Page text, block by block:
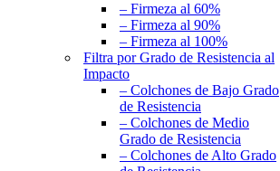
– Firmeza al 60%
– Firmeza al 90%
– Firmeza al 100%
Filtra por Grado de Resistencia al
Impacto
– Colchones de Bajo Grado
de Resistencia
– Colchones de Medio
Grado de Resistencia
– Colchones de Alto Grado